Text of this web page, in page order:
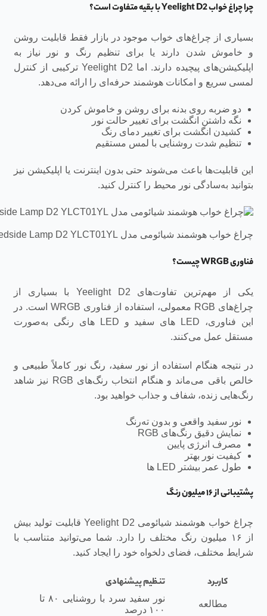
چرا چراغ خواب Yeelight D2 با بقیه متفاوت است؟
بسیاری از چراغ‌های خواب موجود در بازار فقط قابلیت روشن
و خاموش شدن دارند یا برای تنظیم رنگ و نور نیاز به
اپلیکیشن‌های پیچیده دارند. اما Yeelight D2 ترکیبی از کنترل
لمسی سریع و امکانات هوشمند حرفه‌ای را ارائه می‌دهد.
دو ضربه روی بدنه برای روشن و خاموش کردن
نگه داشتن انگشت برای تغییر حالت نور
کشیدن انگشت برای تغییر دمای رنگ
تنظیم شدت روشنایی با لمس مستقیم
این قابلیت‌ها باعث می‌شوند حتی بدون اینترنت یا اپلیکیشن نیز
بتوانید به‌سادگی نور محیط را کنترل کنید.
چراغ خواب هوشمند شیائومی مدل Xiaomi Yeelight Bedside Lamp D2 YLCT01YL
فناوری WRGB چیست؟
یکی از مهم‌ترین تفاوت‌های Yeelight D2 با بسیاری از
چراغ‌های RGB معمولی، استفاده از فناوری WRGB است. در
این فناوری، LED های سفید و LED های رنگی به‌صورت
مستقل عمل می‌کنند.
در نتیجه هنگام استفاده از نور سفید، رنگ نور کاملاً طبیعی و
خالص باقی می‌ماند و هنگام انتخاب رنگ‌های RGB نیز شاهد
رنگ‌هایی زنده، شفاف و جذاب خواهید بود.
نور سفید واقعی و بدون ته‌رنگ
نمایش دقیق رنگ‌های RGB
مصرف انرژی پایین
کیفیت نور بهتر
طول عمر بیشتر LED ها
پشتیبانی از ۱۶ میلیون رنگ
چراغ خواب هوشمند شیائومی Yeelight D2 قابلیت تولید بیش
از ۱۶ میلیون رنگ مختلف را دارد. شما می‌توانید متناسب با
شرایط مختلف، فضای دلخواه خود را ایجاد کنید.
کاربرد تنظیم پیشنهادی
مطالعه
نور سفید سرد با روشنایی ۸۰ تا
۱۰۰ درصد